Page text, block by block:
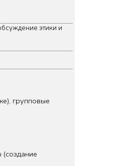
этики и
групповые